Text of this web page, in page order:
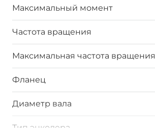
Максимальный момент
Частота вращения
Максимальная частота вращения
Фланец
Диаметр вала
Тип энкодера